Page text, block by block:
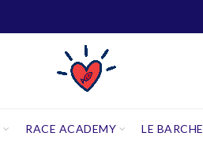
RACE ACADEMY LE BARCHE